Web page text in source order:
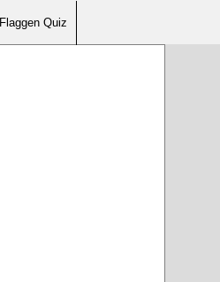
Flaggen Quiz